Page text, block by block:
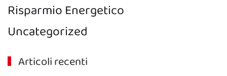
Risparmio Energetico
Uncategorized
Articoli recenti